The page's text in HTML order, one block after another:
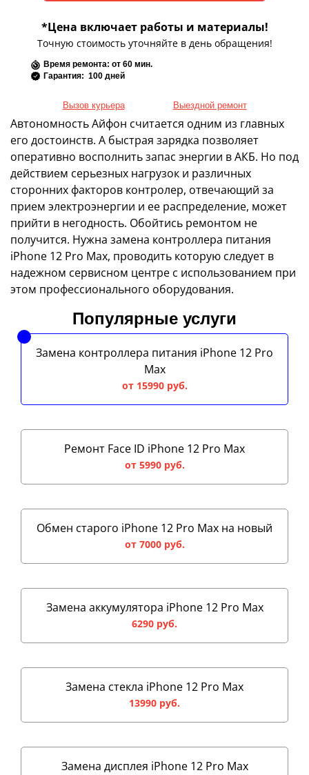
*Цена включает работы и материалы!
Точную стоимость уточняйте в день обращения!
Время ремонта: от 60 мин.
Гарантия: 100 дней
Вызов курьера Выездной ремонт
Автономность Айфон считается одним из главных
его достоинств. А быстрая зарядка позволяет
оперативно восполнить запас энергии в АКБ. Но под
действием серьезных нагрузок и различных
сторонних факторов контролер, отвечающий за
прием электроэнергии и ее распределение, может
прийти в негодность. Обойтись ремонтом не
получится. Нужна замена контроллера питания
iPhone 12 Pro Max, проводить которую следует в
надежном сервисном центре с использованием при
этом профессионального оборудования.
Популярные услуги
Замена контроллера питания iPhone 12 Pro
Max
от 15990 руб.
Ремонт Face ID iPhone 12 Pro Max
от 5990 руб.
Обмен старого iPhone 12 Pro Max на новый
от 7000 руб.
Замена аккумулятора iPhone 12 Pro Max
6290 руб.
Замена стекла iPhone 12 Pro Max
13990 руб.
Замена дисплея iPhone 12 Pro Max